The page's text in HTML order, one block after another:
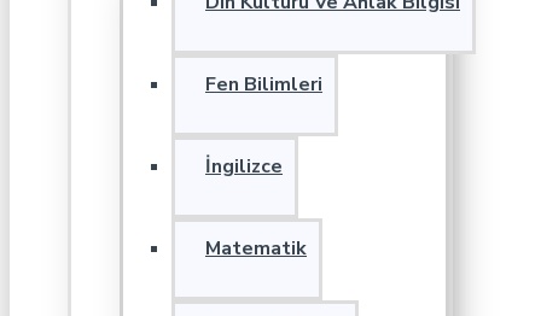
Fen Bilimleri
İngilizce
Matematik